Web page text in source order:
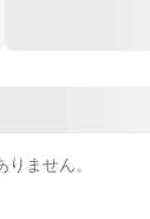
ません。